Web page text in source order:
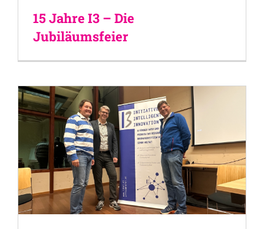
15 Jahre I3 – Die
Jubiläumsfeier